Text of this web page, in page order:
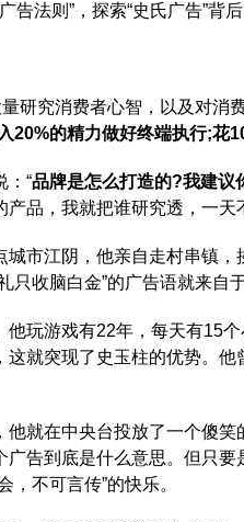
告法则”，探索“史氏广告”背后
研究消费者心智，以及对消
20%的精力做好终端执行;花
：“品牌是怎么打造的?我建议
产品，我就把谁研究透，一天
城市江阴，他亲自走村串镇
只收脑白金”的广告语就来自于
他玩游戏有22年，每天有15
这就突现了史玉柱的优势。
就在中央台投放了一个傻笑
广告到底是什么意思。但只
，不可言传”的快乐。